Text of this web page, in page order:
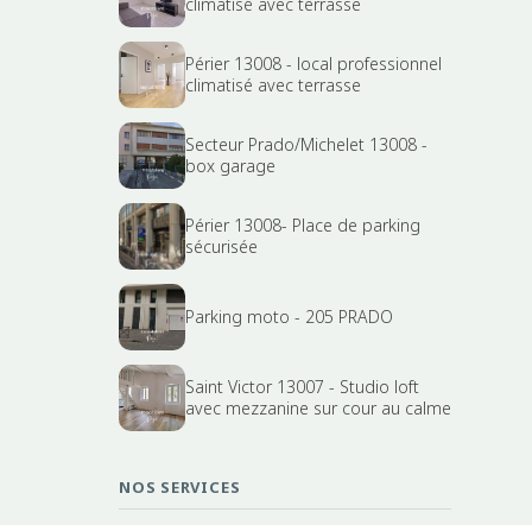
Périer 13008 - local professionnel
climatisé avec terrasse
Secteur Prado/Michelet 13008 -
box garage
Périer 13008- Place de parking
sécurisée
Parking moto - 205 PRADO
Saint Victor 13007 - Studio loft
avec mezzanine sur cour au calme
NOS SERVICES